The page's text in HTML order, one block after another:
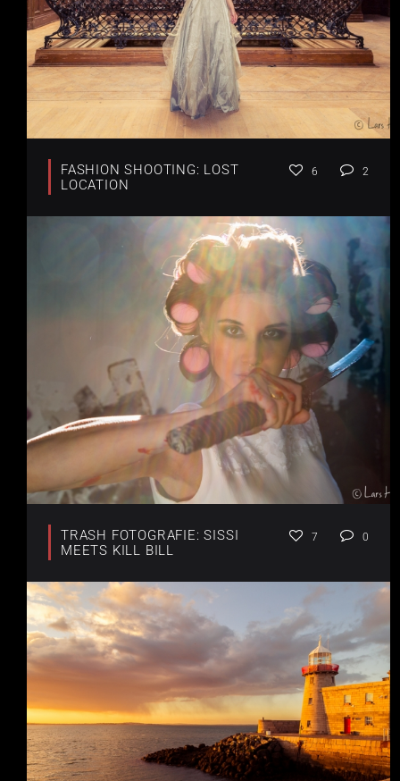
FASHION SHOOTING: LOST
LOCATION
6 2
TRASH FOTOGRAFIE: SISSI
MEETS KILL BILL
7 0